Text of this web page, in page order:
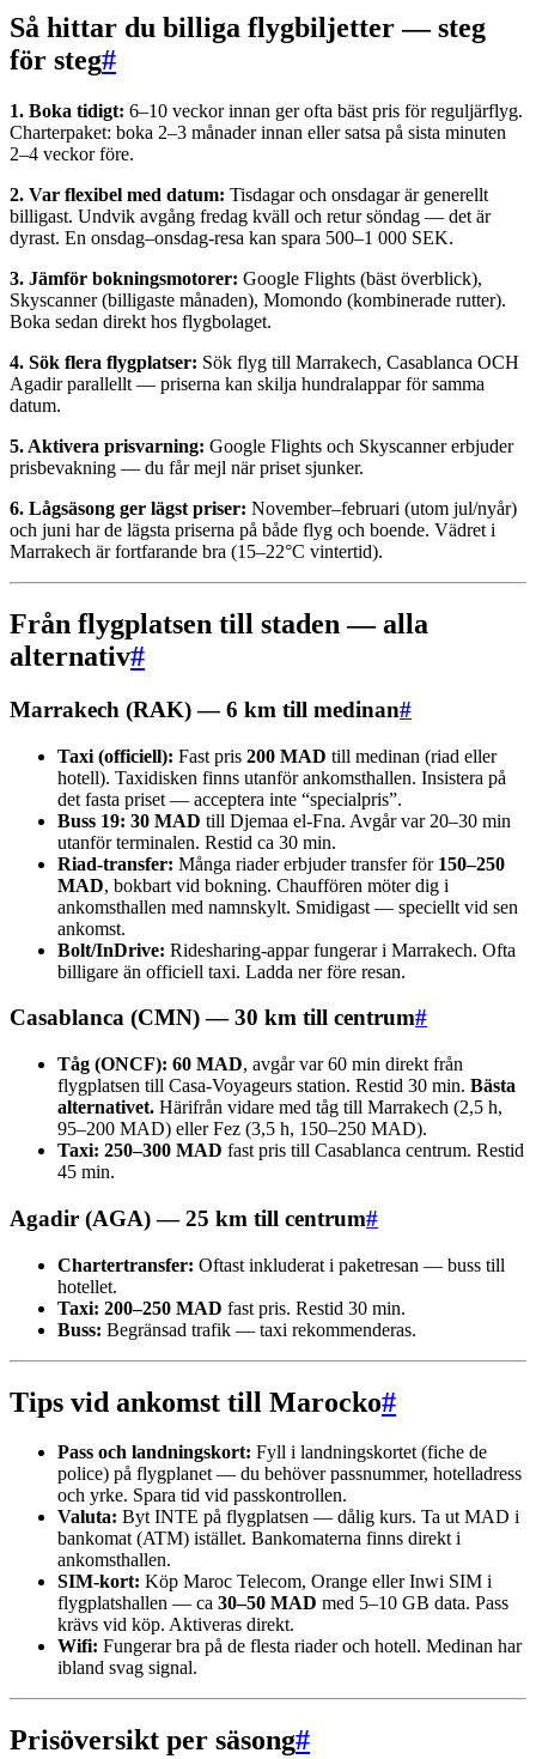
Så hittar du billiga flygbiljetter — steg
för steg#
1. Boka tidigt: 6–10 veckor innan ger ofta bäst pris för reguljärflyg.
Charterpaket: boka 2–3 månader innan eller satsa på sista minuten
2–4 veckor före.
2. Var flexibel med datum: Tisdagar och onsdagar är generellt
billigast. Undvik avgång fredag kväll och retur söndag — det är
dyrast. En onsdag–onsdag-resa kan spara 500–1 000 SEK.
3. Jämför bokningsmotorer: Google Flights (bäst överblick),
Skyscanner (billigaste månaden), Momondo (kombinerade rutter).
Boka sedan direkt hos flygbolaget.
4. Sök flera flygplatser: Sök flyg till Marrakech, Casablanca OCH
Agadir parallellt — priserna kan skilja hundralappar för samma
datum.
5. Aktivera prisvarning: Google Flights och Skyscanner erbjuder
prisbevakning — du får mejl när priset sjunker.
6. Lågsäsong ger lägst priser: November–februari (utom jul/nyår)
och juni har de lägsta priserna på både flyg och boende. Vädret i
Marrakech är fortfarande bra (15–22°C vintertid).
Från flygplatsen till staden — alla
alternativ#
Marrakech (RAK) — 6 km till medinan#
Taxi (officiell): Fast pris 200 MAD till medinan (riad eller
hotell). Taxidisken finns utanför ankomsthallen. Insistera på
det fasta priset — acceptera inte “specialpris”.
Buss 19: 30 MAD till Djemaa el-Fna. Avgår var 20–30 min
utanför terminalen. Restid ca 30 min.
Riad-transfer: Många riader erbjuder transfer för 150–250
MAD, bokbart vid bokning. Chauffören möter dig i
ankomsthallen med namnskylt. Smidigast — speciellt vid sen
ankomst.
Bolt/InDrive: Ridesharing-appar fungerar i Marrakech. Ofta
billigare än officiell taxi. Ladda ner före resan.
Casablanca (CMN) — 30 km till centrum#
Tåg (ONCF): 60 MAD, avgår var 60 min direkt från
flygplatsen till Casa-Voyageurs station. Restid 30 min. Bästa
alternativet. Härifrån vidare med tåg till Marrakech (2,5 h,
95–200 MAD) eller Fez (3,5 h, 150–250 MAD).
Taxi: 250–300 MAD fast pris till Casablanca centrum. Restid
45 min.
Agadir (AGA) — 25 km till centrum#
Chartertransfer: Oftast inkluderat i paketresan — buss till
hotellet.
Taxi: 200–250 MAD fast pris. Restid 30 min.
Buss: Begränsad trafik — taxi rekommenderas.
Tips vid ankomst till Marocko#
Pass och landningskort: Fyll i landningskortet (fiche de
police) på flygplanet — du behöver passnummer, hotelladress
och yrke. Spara tid vid passkontrollen.
Valuta: Byt INTE på flygplatsen — dålig kurs. Ta ut MAD i
bankomat (ATM) istället. Bankomaterna finns direkt i
ankomsthallen.
SIM-kort: Köp Maroc Telecom, Orange eller Inwi SIM i
flygplatshallen — ca 30–50 MAD med 5–10 GB data. Pass
krävs vid köp. Aktiveras direkt.
Wifi: Fungerar bra på de flesta riader och hotell. Medinan har
ibland svag signal.
Prisöversikt per säsong#